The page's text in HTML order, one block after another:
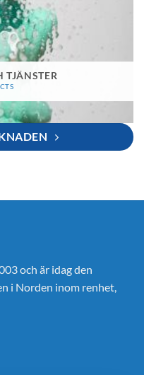
TJÄNSTER
och är idag den
i Norden inom renhet,